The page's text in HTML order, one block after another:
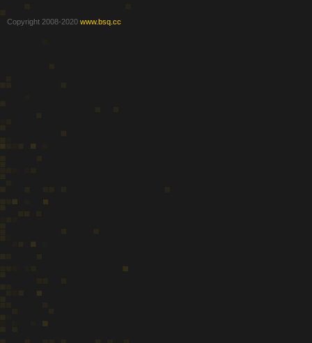
Copyright 2008-2020 www.bsq.cc